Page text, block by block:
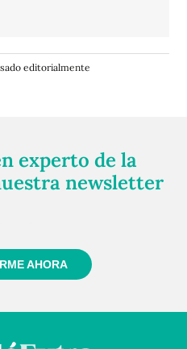
editorialmente
experto de la
newsletter
AHORA